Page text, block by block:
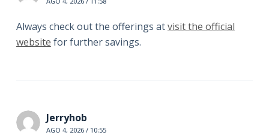
Always check out the offerings atvisit the official
website for further savings.
Jerryhob
AGO 4, 2026 / 10:55